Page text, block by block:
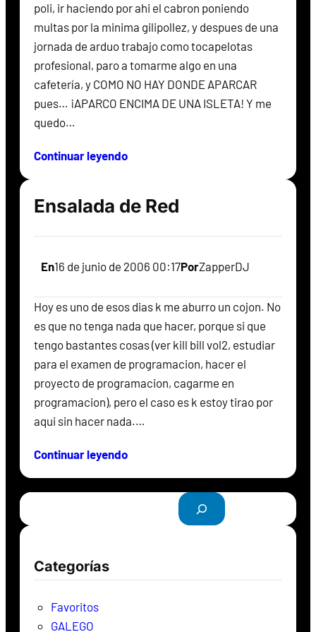
poli, ir haciendo por ahi el cabron poniendo
multas por la minima gilipollez, y despues de una
jornada de arduo trabajo como tocapelotas
profesional, paro a tomarme algo en una
cafetería, y COMO NO HAY DONDE APARCAR
pues… ¡APARCO ENCIMA DE UNA ISLETA! Y me
quedo…
Continuar leyendo
Ensalada de Red
En16 de junio de 2006 00:17PorZapperDJ
Hoy es uno de esos dias k me aburro un cojon. No
es que no tenga nada que hacer, porque si que
tengo bastantes cosas (ver kill bill vol2, estudiar
para el examen de programacion, hacer el
proyecto de programacion, cagarme en
programacion), pero el caso es k estoy tirao por
aqui sin hacer nada.…
Continuar leyendo
B
u
s
Categorías
Favoritos
GALEGO